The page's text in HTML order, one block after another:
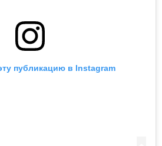
публикацию в Instagram